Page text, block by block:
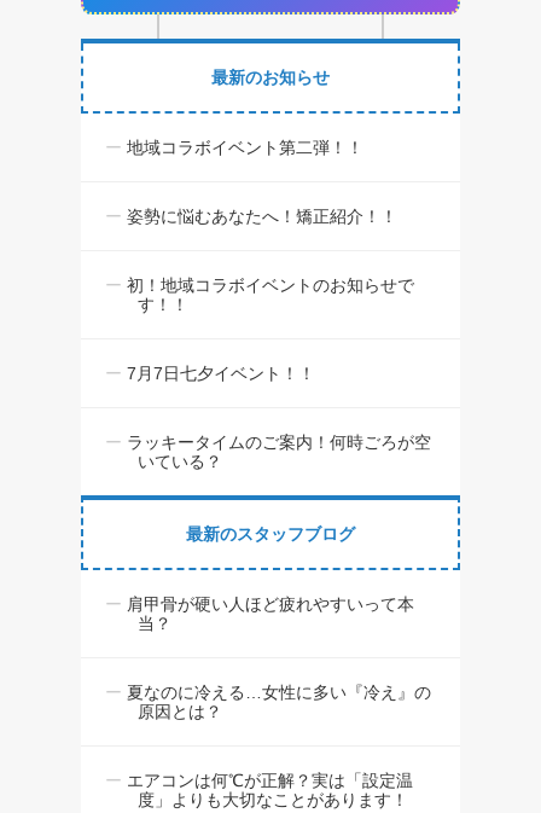
最新のお知らせ
地域コラボイベント第二弾！！
姿勢に悩むあなたへ！矯正紹介！！
初！地域コラボイベントのお知らせで
す！！
7月7日七夕イベント！！
ラッキータイムのご案内！何時ごろが空
いている？
最新のスタッフブログ
肩甲骨が硬い人ほど疲れやすいって本
当？
夏なのに冷える…女性に多い『冷え』の
原因とは？
エアコンは何℃が正解？実は「設定温
度」よりも大切なことがあります！